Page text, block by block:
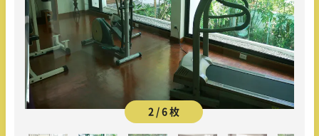
2 / 6 枚